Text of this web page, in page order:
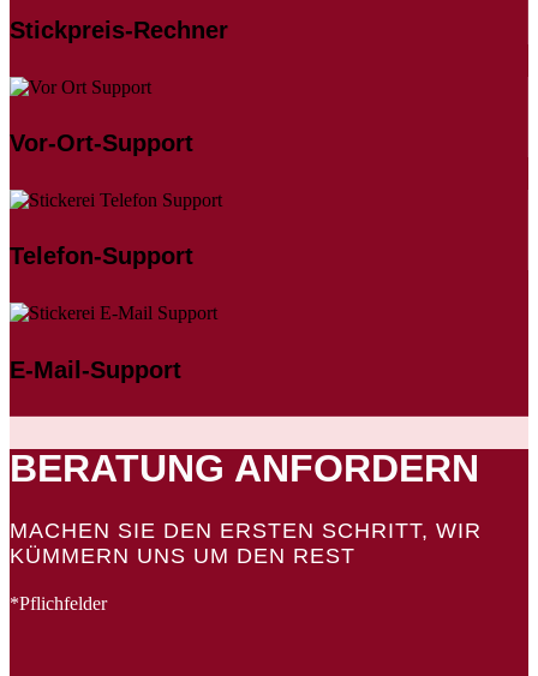
Stickpreis-Rechner
Vor-Ort-Support
Telefon-Support
E-Mail-Support
BERATUNG ANFORDERN
MACHEN SIE DEN ERSTEN SCHRITT, WIR
KÜMMERN UNS UM DEN REST
*Pflichfelder